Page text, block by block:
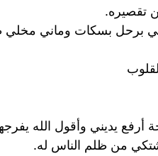
تقصيره.
برحل بسكات وماني
أرفع يديني وأقول الله
من ظلم الناس له.